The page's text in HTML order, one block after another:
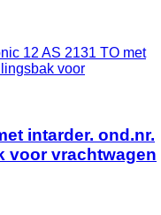
12 AS 2131 TO met
voor
intarder. ond.nr.
voor vrachtwagen